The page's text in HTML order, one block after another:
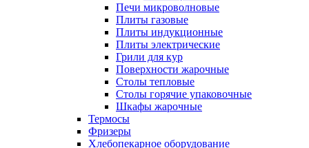
Печи микроволновые
Плиты газовые
Плиты индукционные
Плиты электрические
Грили для кур
Поверхности жарочные
Столы тепловые
Столы горячие упаковочные
Шкафы жарочные
Термосы
Фризеры
Хлебопекарное оборудование